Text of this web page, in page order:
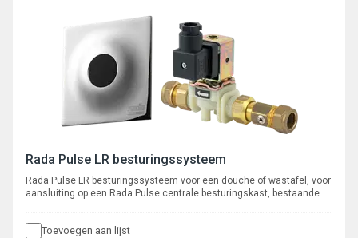
Rada Pulse LR besturingssysteem
Rada Pulse LR besturingssysteem voor een douche of wastafel, voor
aansluiting op een Rada Pulse centrale besturingskast, bestaande
kogelafsluiter, aansluitingen 15 mm knel. Het geheel wordt geleverd
Toevoegen aan lijst